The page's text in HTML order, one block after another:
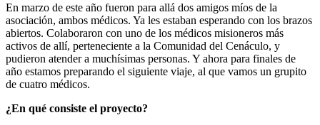
En marzo de este año fueron para allá dos amigos míos de la
asociación, ambos médicos. Ya les estaban esperando con los brazos
abiertos. Colaboraron con uno de los médicos misioneros más
activos de allí, perteneciente a la Comunidad del Cenáculo, y
pudieron atender a muchísimas personas. Y ahora para finales de
año estamos preparando el siguiente viaje, al que vamos un grupito
de cuatro médicos.
¿En qué consiste el proyecto?